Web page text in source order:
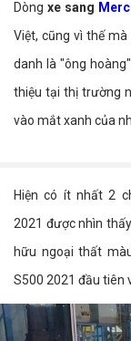
Dòng xe sang
Việt, cũng vì thế
danh là "ông
thiệu tại thị trường
vào mắt xanh của
Hiện có ít nhất 2
2021 được nhìn
hữu ngoại thất
S500 2021 đầu tiên